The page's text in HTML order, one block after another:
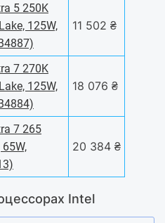
5 250K
125W,
11 502 ₴
7 270K
125W,
18 076 ₴
7 265
20 384 ₴
Intel